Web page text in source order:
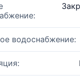
водоснабжение: